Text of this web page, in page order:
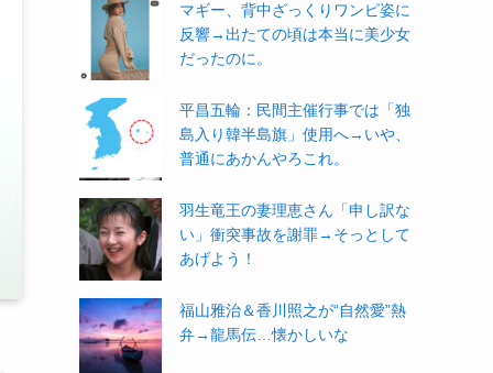
マギー、背中ざっくりワンピ姿に
反響→出たての頃は本当に美少女
だったのに。
平昌五輪：民間主催行事では「独
島入り韓半島旗」使用へ→いや、
普通にあかんやろこれ。
羽生竜王の妻理恵さん「申し訳な
い」衝突事故を謝罪→そっとして
あげよう！
福山雅治＆香川照之が“自然愛”熱
弁→龍馬伝…懐かしいな